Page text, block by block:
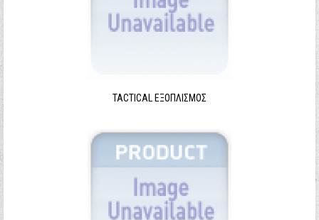
TACTICAL ΕΞΟΠΛΙΣΜΌΣ